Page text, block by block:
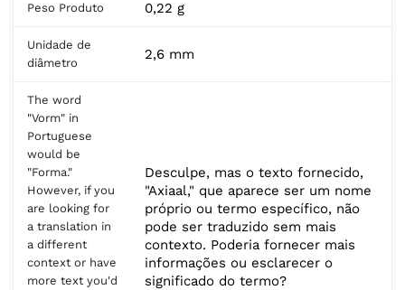
Peso Produto 0,22 g
Unidade de
diâmetro
2,6 mm
The word
"Vorm" in
Portuguese
would be
"Forma."
However, if you
are looking for
a translation in
a different
context or have
more text you'd
Desculpe, mas o texto fornecido,
"Axiaal," que aparece ser um nome
próprio ou termo específico, não
pode ser traduzido sem mais
contexto. Poderia fornecer mais
informações ou esclarecer o
significado do termo?